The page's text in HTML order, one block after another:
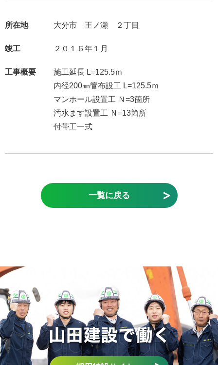
所在地 大分市 王ノ瀬 ２丁目
竣工 ２０１６年１月
工事概要
施工延長 L=125.5ｍ
内径200㎜管布設工 L=125.5ｍ
マンホール設置工 Ｎ=3箇所
汚水ます設置工 Ｎ=13箇所
付帯工一式
一覧に戻る